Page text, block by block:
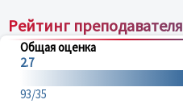
Рейтинг преподавателя
Общая оценка
2.7
93/35